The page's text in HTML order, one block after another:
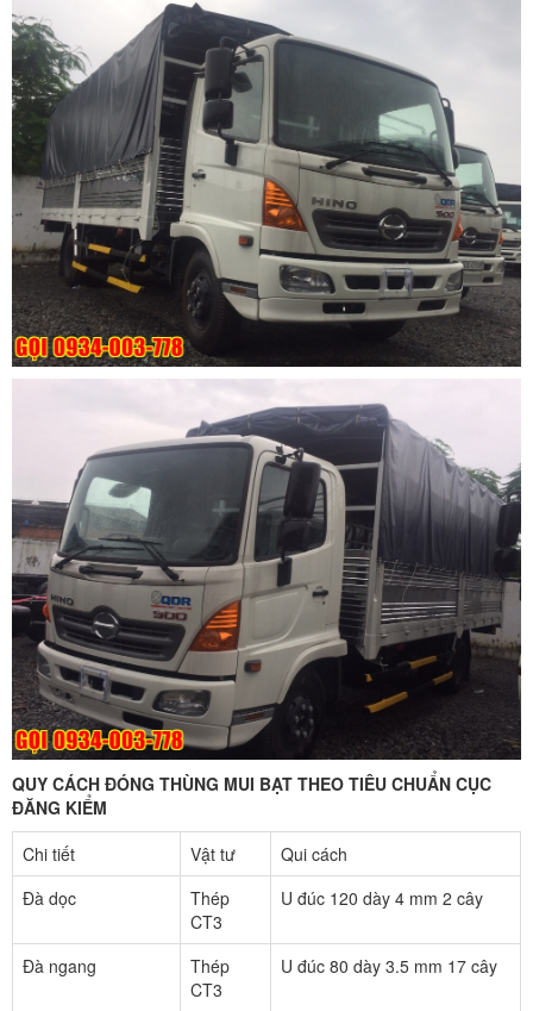
QUY CÁCH ĐÓNG THÙNG MUI BẠT THEO TIÊU CHUẨN CỤC
ĐĂNG KIỂM
Chi tiết
Vật tư
Qui cách
Đà dọc
Thép
CT3
U đúc 120 dày 4 mm 2 cây
Đà ngang
Thép
CT3
U đúc 80 dày 3.5 mm 17 cây